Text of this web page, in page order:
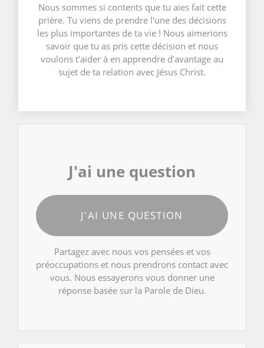
Nous sommes si contents que tu aies fait cette
prière. Tu viens de prendre l'une des décisions
les plus importantes de ta vie ! Nous aimerions
savoir que tu as pris cette décision et nous
voulons t'aider à en apprendre d'avantage au
sujet de ta relation avec Jésus Christ.
J'ai une question
J'AI UNE QUESTION
Partagez avec nous vos pensées et vos
préoccupations et nous prendrons contact avec
vous. Nous essayerons vous donner une
réponse basée sur la Parole de Dieu.